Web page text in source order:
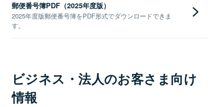
郵便番号簿PDF（2025年度版）
2025年度版郵便番号簿をPDF形式でダウンロードできま
す。
ビジネス・法人のお客さま向け
情報